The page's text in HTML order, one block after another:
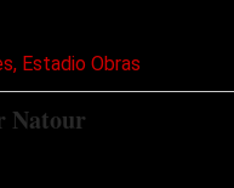
Estadio Obras
Natour